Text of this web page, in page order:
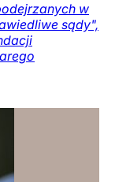
w
sądy",